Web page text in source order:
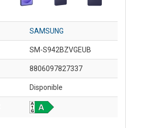
SAMSUNG
SM-S942BZVGEUB
8806097827337
Disponible